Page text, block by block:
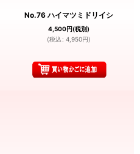
No.76 ハイマツミドリイシ
4,500円(税別)
(税込 : 4,950円)